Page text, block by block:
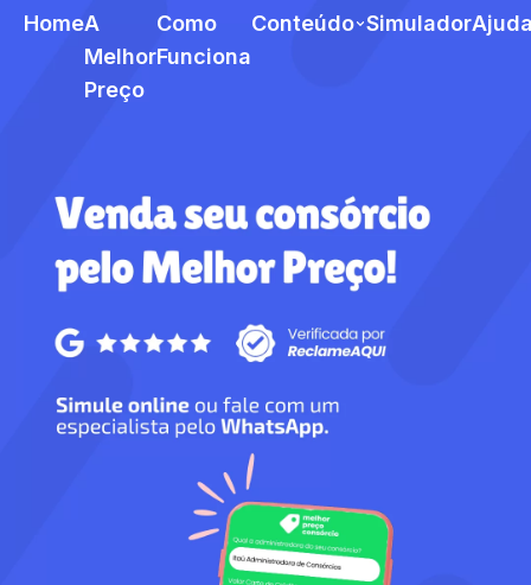
HomeA
Melhor
Preço
Como
Funciona
Conteúdo Simulador